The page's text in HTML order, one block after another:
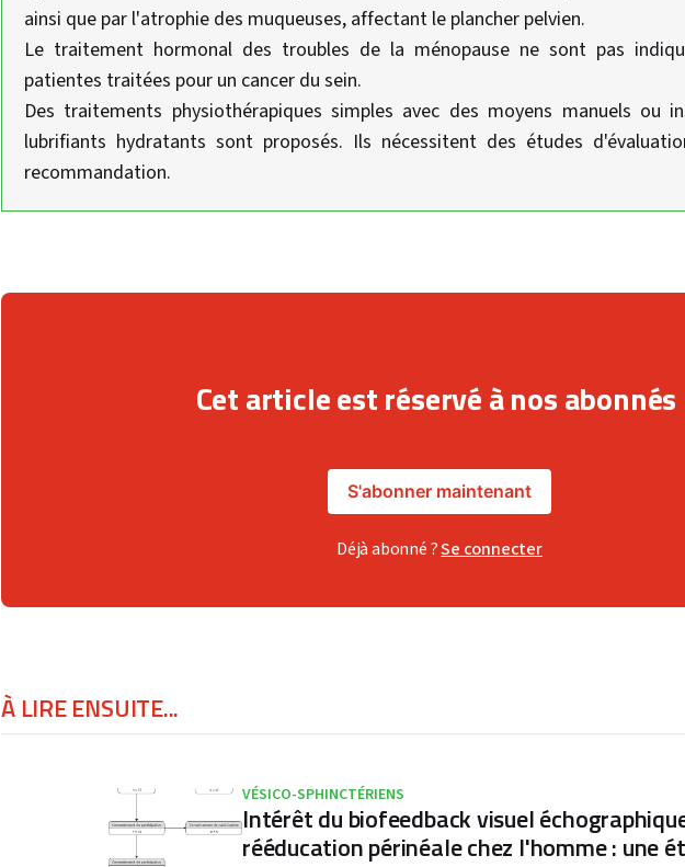
ainsi que par l'atrophie des muqueuses, affectant le plancher pelvien.
Le traitement hormonal des troubles de la ménopause ne sont pas
patientes traitées pour un cancer du sein.
Des traitements physiothérapiques simples avec des moyens manuels ou
lubrifiants hydratants sont proposés. Ils nécessitent des études
recommandation.
Cet article est réservé à nos abonnés
S'abonner maintenant
Déjà abonné ?Se connecter
À LIRE ENSUITE...
VÉSICO-SPHINCTÉRIENS
Intérêt du biofeedback visuel
rééducation périnéale chez l'homme : une